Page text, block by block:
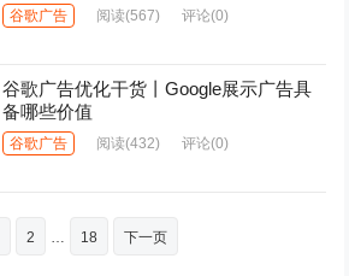
谷歌广告 阅读(567) 评论(0)
谷歌广告优化干货丨Google展示广告具
备哪些价值
谷歌广告 阅读(432) 评论(0)
2 … 18 下一页